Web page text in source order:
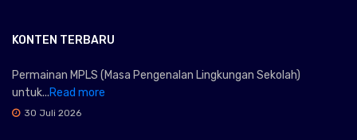
KONTEN TERBARU
Permainan MPLS (Masa Pengenalan Lingkungan Sekolah)
untuk...Read more
30 Juli 2026